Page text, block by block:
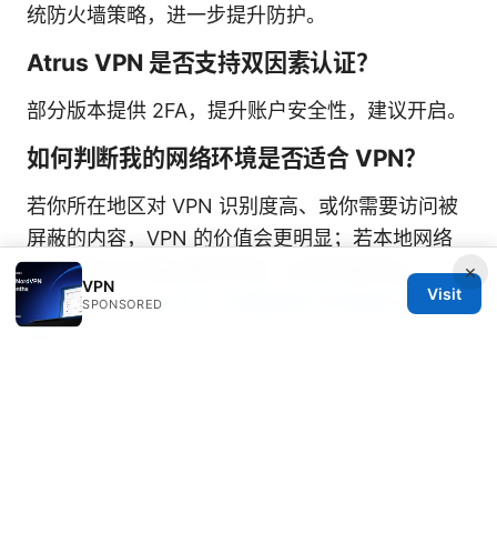
统防火墙策略，进一步提升防护。
Atrus VPN 是否支持双因素认证？
部分版本提供 2FA，提升账户安全性，建议开启。
如何判断我的网络环境是否适合 VPN？
若你所在地区对 VPN 识别度高、或你需要访问被
屏蔽的内容，VPN 的价值会更明显；若本地网络
已经稳定且对隐私需求不高，价值可能较低。
Atrust linux 与 VPN：全面指南让你高速又安全上
网
×
VPN
SPONSORED
Visit